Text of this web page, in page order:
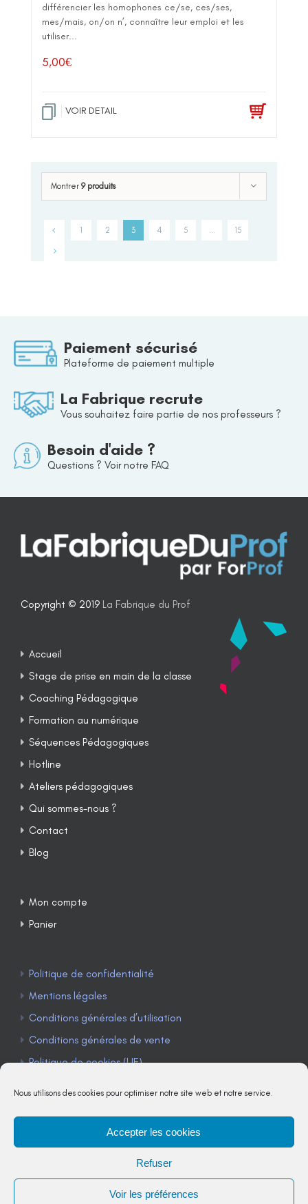
Nous utilisons des cookies pour optimiser notre site web et notre service.
Accepter les cookies
Refuser
Voir les préférences
différencier les homophones ce/se, ces/ses,
mes/mais, on/on n’, connaître leur emploi et les
utiliser...
5,00€
VOIR DETAIL
Montrer 9 produits
1 2 3 4 5 15
Paiement sécurisé
Plateforme de paiement multiple
La Fabrique recrute
Vous souhaitez faire partie de nos professeurs ?
Besoin d'aide ?
Questions ? Voir notre FAQ
Copyright © 2019 La Fabrique du Prof
Accueil
Stage de prise en main de la classe
Coaching Pédagogique
Formation au numérique
Séquences Pédagogiques
Hotline
Ateliers pédagogiques
Qui sommes-nous ?
Contact
Blog
Mon compte
Panier
Politique de confidentialité
Mentions légales
Conditions générales d’utilisation
Conditions générales de vente
Politique de cookies (UE)
TÉLÉPHONE : 04 90 85 22 98